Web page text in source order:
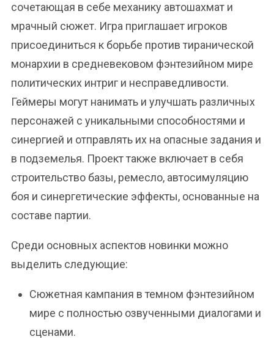
сочетающая в себе механику автошахмат и
мрачный сюжет. Игра приглашает игроков
присоединиться к борьбе против тиранической
монархии в средневековом фэнтезийном мире
политических интриг и несправедливости.
Геймеры могут нанимать и улучшать различных
персонажей с уникальными способностями и
синергией и отправлять их на опасные задания и
в подземелья. Проект также включает в себя
строительство базы, ремесло, автосимуляцию
боя и синергетические эффекты, основанные на
составе партии.
Среди основных аспектов новинки можно
выделить следующие:
Сюжетная кампания в темном фэнтезийном
мире с полностью озвученными диалогами и
сценами.